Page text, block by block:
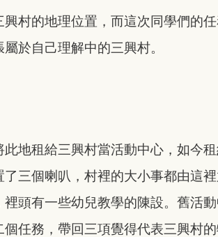
村的地理位置，而這次同學們的
於自己理解中的三興村。
地租給三興村當活動中心，如今
三個喇叭，村裡的大小事都由這
頭有一些幼兒教學的陳設。舊活
任務，帶回三項覺得代表三興村的